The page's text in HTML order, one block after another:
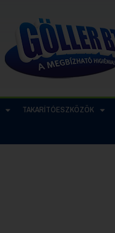
TAKARÍTÓESZKÖZÖK